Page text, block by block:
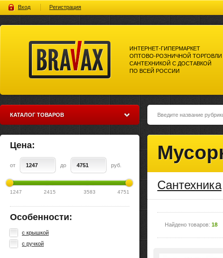
Вход Регистрация
всей россии
ИНТЕРНЕТ-ГИПЕРМАРКЕТ
ОПТОВО-РОЗНИЧНОЙ ТОРГОВЛИ
САНТЕХНИКОЙ С ДОСТАВКОЙ
ПО ВСЕЙ РОССИИ
КАТАЛОГ ТОВАРОВ
Цена:
от до руб.
1247 2415 3583 4751
Особенности:
с крышкой
с ручкой
Сантехника
Найдено товаров: 18